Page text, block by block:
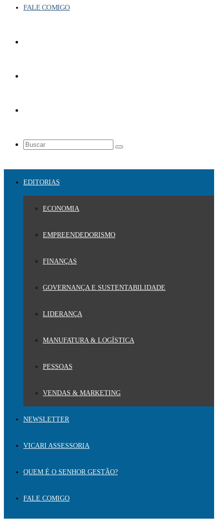
FALE COMIGO
EDITORIAS
ECONOMIA
EMPREENDEDORISMO
FINANÇAS
GOVERNANÇA E SUSTENTABILIDADE
LIDERANÇA
MANUFATURA & LOGÍSTICA
PESSOAS
VENDAS & MARKETING
NEWSLETTER
VICARI ASSESSORIA
QUEM É O SENHOR GESTÃO?
FALE COMIGO